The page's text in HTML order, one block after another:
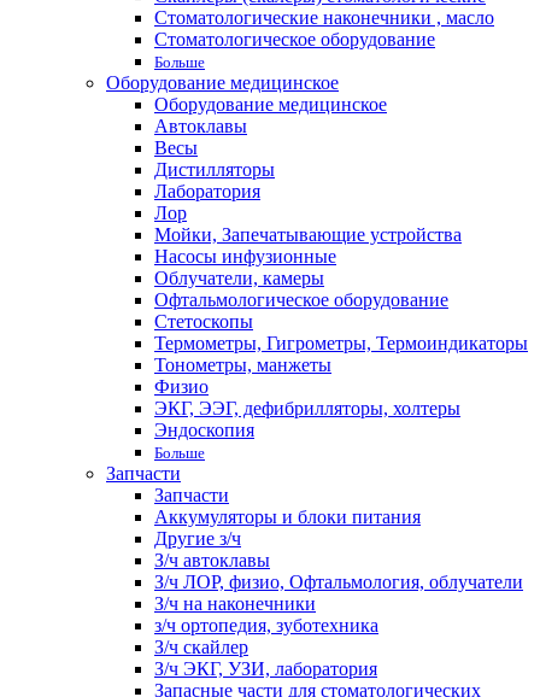
Стоматологические наконечники , масло
Стоматологическое оборудование
Больше
Оборудование медицинское
Оборудование медицинское
Автоклавы
Весы
Дистилляторы
Лаборатория
Лор
Мойки, Запечатывающие устройства
Насосы инфузионные
Облучатели, камеры
Офтальмологическое оборудование
Стетоскопы
Термометры, Гигрометры, Термоиндикаторы
Тонометры, манжеты
Физио
ЭКГ, ЭЭГ, дефибрилляторы, холтеры
Эндоскопия
Больше
Запчасти
Запчасти
Аккумуляторы и блоки питания
Другие з/ч
З/ч автоклавы
З/ч ЛОР, физио, Офтальмология, облучатели
З/ч на наконечники
з/ч ортопедия, зуботехника
З/ч скайлер
З/ч ЭКГ, УЗИ, лаборатория
Запасные части для стоматологических